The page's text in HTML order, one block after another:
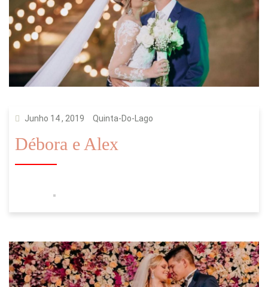
Junho 14 , 2019 Quinta-Do-Lago
Débora e Alex